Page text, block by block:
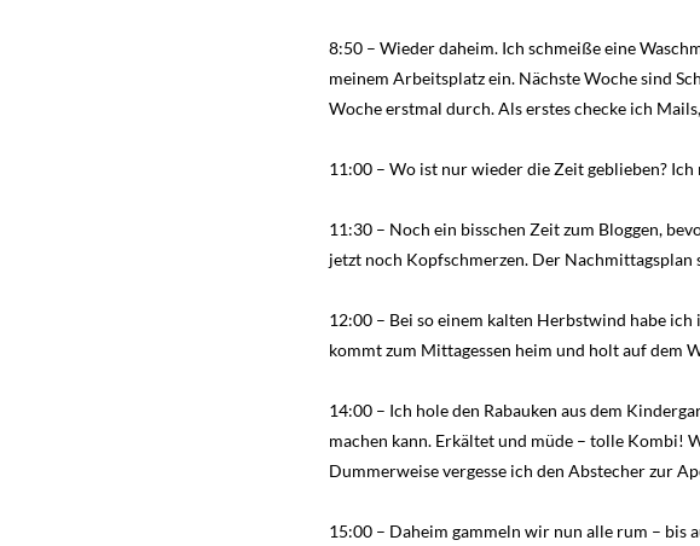
8:50 – Wieder daheim. Ich schmeiße eine
meinem Arbeitsplatz ein. Nächste Woche sind
Woche erstmal durch. Als erstes checke ich
11:00 – Wo ist nur wieder die Zeit geblieben?
11:30 – Noch ein bisschen Zeit zum Bloggen,
jetzt noch Kopfschmerzen. Der
12:00 – Bei so einem kalten Herbstwind habe
kommt zum Mittagessen heim und holt auf dem
14:00 – Ich hole den Rabauken aus dem
machen kann. Erkältet und müde – tolle Kombi!
Dummerweise vergesse ich den Abstecher zur
15:00 – Daheim gammeln wir nun alle rum – bis